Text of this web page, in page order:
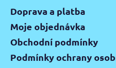
Doprava a platba
Moje objednávka
Obchodní podmínky
Podmínky ochrany